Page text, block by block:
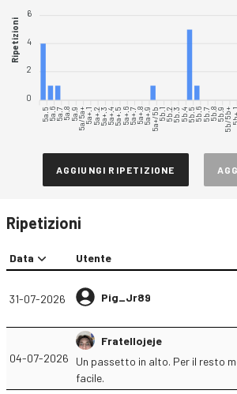
6
4
2
0
Ripetizioni
5a.55a.65a.75a.85a.95a/5a+5a+.15a+.25a+.35a+.45a+.55a+.65a+.75a+.85a+.95a+/5b5b.15b.25b.35b.45b.55b.65b.75b.85b.95b/5b+
AGGIUNGI RIPETIZIONE
Ripetizioni
Data Utente
31-07-2026 Pig_Jr89
04-07-2026
Fratellojeje
Un passetto in alto. Per il resto
facile.